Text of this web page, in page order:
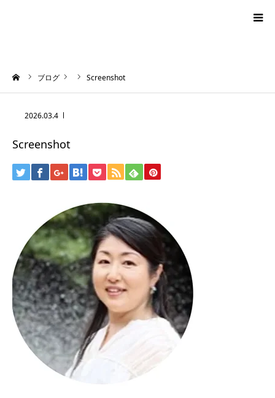
ブログ Screenshot
2026.03.4
Screenshot
プロフィール
お問い合わせ